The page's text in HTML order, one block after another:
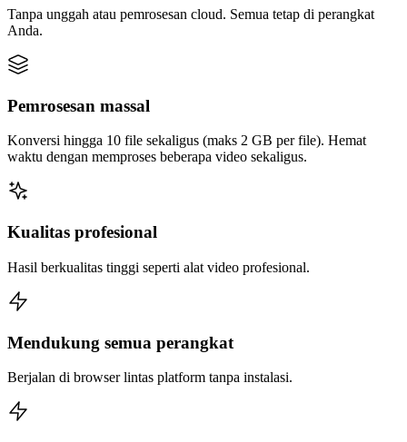
Tanpa unggah atau pemrosesan cloud. Semua tetap di perangkat
Anda.
Pemrosesan massal
Konversi hingga 10 file sekaligus (maks 2 GB per file). Hemat
waktu dengan memproses beberapa video sekaligus.
Kualitas profesional
Hasil berkualitas tinggi seperti alat video profesional.
Mendukung semua perangkat
Berjalan di browser lintas platform tanpa instalasi.